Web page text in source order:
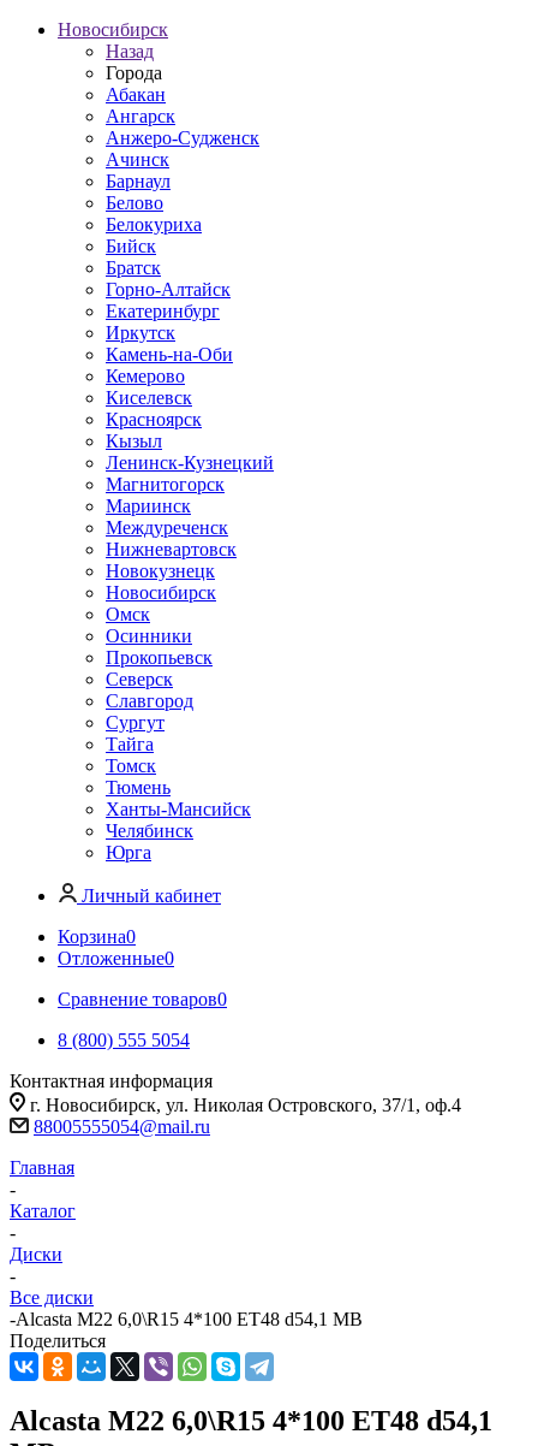
Новосибирск
Назад
Города
Абакан
Ангарск
Анжеро-Судженск
Ачинск
Барнаул
Белово
Белокуриха
Бийск
Братск
Горно-Алтайск
Екатеринбург
Иркутск
Камень-на-Оби
Кемерово
Киселевск
Красноярск
Кызыл
Ленинск-Кузнецкий
Магнитогорск
Мариинск
Междуреченск
Нижневартовск
Новокузнецк
Новосибирск
Омск
Осинники
Прокопьевск
Северск
Славгород
Сургут
Тайга
Томск
Тюмень
Ханты-Мансийск
Челябинск
Юрга
Личный кабинет
Корзина0
Отложенные0
Сравнение товаров0
8 (800) 555 5054
Контактная информация
г. Новосибирск, ул. Николая Островского, 37/1, оф.4
88005555054@mail.ru
Главная
-
Каталог
-
Диски
-
Все диски
-Alcasta M22 6,0\R15 4*100 ET48 d54,1 MB
Поделиться
Alcasta M22 6,0\R15 4*100 ET48 d54,1